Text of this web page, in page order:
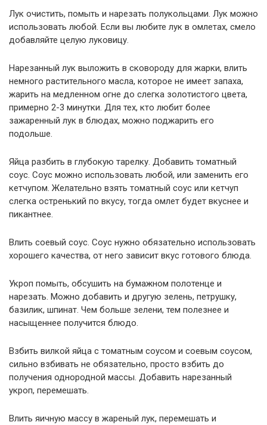
Лук очистить, помыть и нарезать полукольцами. Лук можно
использовать любой. Если вы любите лук в омлетах, смело
добавляйте целую луковицу.
Нарезанный лук выложить в сковороду для жарки, влить
немного растительного масла, которое не имеет запаха,
жарить на медленном огне до слегка золотистого цвета,
примерно 2-3 минутки. Для тех, кто любит более
зажаренный лук в блюдах, можно поджарить его
подольше.
Яйца разбить в глубокую тарелку. Добавить томатный
соус. Соус можно использовать любой, или заменить его
кетчупом. Желательно взять томатный соус или кетчуп
слегка остренький по вкусу, тогда омлет будет вкуснее и
пикантнее.
Влить соевый соус. Соус нужно обязательно использовать
хорошего качества, от него зависит вкус готового блюда.
Укроп помыть, обсушить на бумажном полотенце и
нарезать. Можно добавить и другую зелень, петрушку,
базилик, шпинат. Чем больше зелени, тем полезнее и
насыщеннее получится блюдо.
Взбить вилкой яйца с томатным соусом и соевым соусом,
сильно взбивать не обязательно, просто взбить до
получения однородной массы. Добавить нарезанный
укроп, перемешать.
Влить яичную массу в жареный лук, перемешать и